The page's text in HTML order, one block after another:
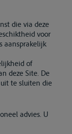
die via deze
voor
aansprakelijk
of
deze Site. De
te sluiten die
advies. U